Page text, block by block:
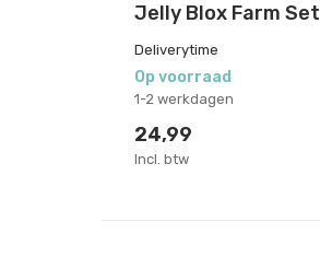
Jelly Blox Farm Set
Deliverytime
Op voorraad
1-2 werkdagen
24,99
Incl. btw